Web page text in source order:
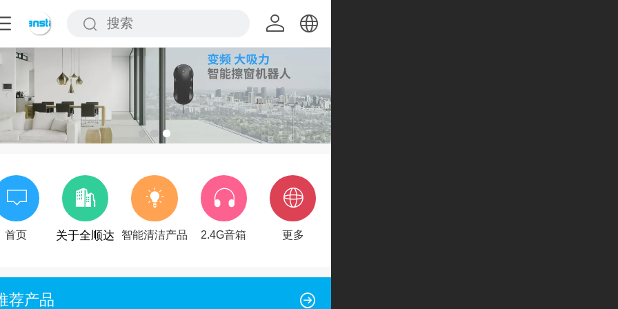
中文
English
首页 关于全顺达 智能清洁产品 2.4G音箱 更多
荐产品